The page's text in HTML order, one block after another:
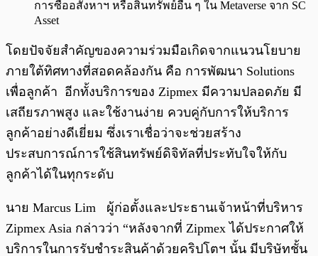
การซื้ออสังหาฯ หรือสินทรัพย์อื่น ๆ ใน Metaverse จาก SC
Asset
โดยปัจจัยสำคัญของความร่วมมือเกิดจากแนวนโยบาย
ภายใต้ทิศทางที่สอดคล้องกัน คือ การพัฒนา Solutions
เพื่อลูกค้า อีกทั้งบริการของ Zipmex มีความปลอดภัย มี
เสถียรภาพสูง และใช้งานง่าย ควบคู่กับการให้บริการ
ลูกค้าอย่างดีเยี่ยม ซึ่งเราเชื่อว่าจะช่วยสร้าง
ประสบการณ์การใช้สินทรัพย์ดิจิทัลที่ประทับใจให้กับ
ลูกค้าได้ในทุกระดับ
นาย Marcus Lim ผู้ก่อตั้งและประธานเจ้าหน้าที่บริหาร
Zipmex Asia กล่าวว่า “หลังจากที่ Zipmex ได้ประกาศให้
บริการในการรับชำระสินค้าด้วยคริปโตฯ ​นั้น มีบริษัทชั้น